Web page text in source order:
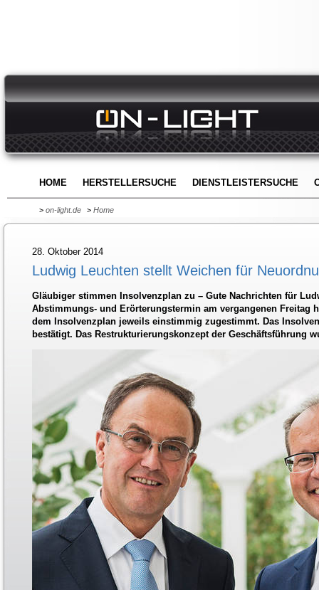
HOME HERSTELLERSUCHE DIENSTLEISTERSUCHE
> on-light.de > Home
28. Oktober 2014
Ludwig Leuchten stellt Weichen für
Gläubiger stimmen Insolvenzplan zu – Gute Nachrichten für
Abstimmungs- und Erörterungstermin am vergangenen Freitag
dem Insolvenzplan jeweils einstimmig zugestimmt. Das
bestätigt. Das Restrukturierungskonzept der Geschäftsführung